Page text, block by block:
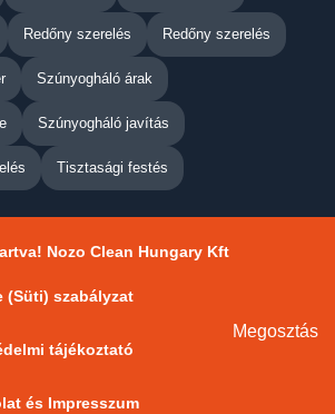
Redőny szerelés Redőny szerelés
Szúnyogháló árak
Szúnyogháló javítás
Tisztasági festés
Nozo Clean Hungary Kft
(Süti) szabályzat
tájékoztató
és Impresszum
Megosztás